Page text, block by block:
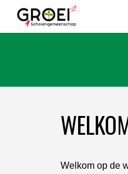
Welkom op de